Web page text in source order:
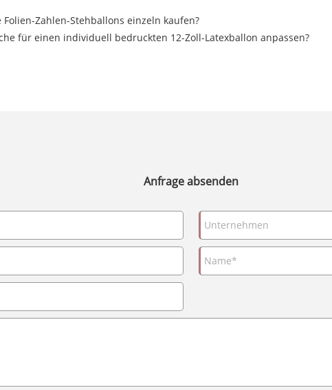
Zahlen-Stehballons einzeln kaufen?
für einen individuell bedruckten 12-Zoll-Latexballon anpassen?
Anfrage absenden